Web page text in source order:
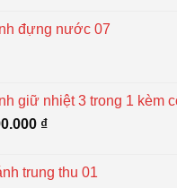
đựng nước 07
giữ nhiệt 3 trong 1 kèm
₫
trung thu 01